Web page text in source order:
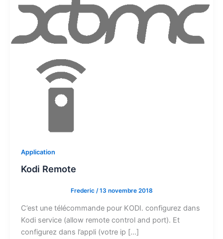
Application
Kodi Remote
Frederic /13 novembre 2018
C’est une télécommande pour KODI. configurez dans
Kodi service (allow remote control and port). Et
configurez dans l’appli (votre ip […]